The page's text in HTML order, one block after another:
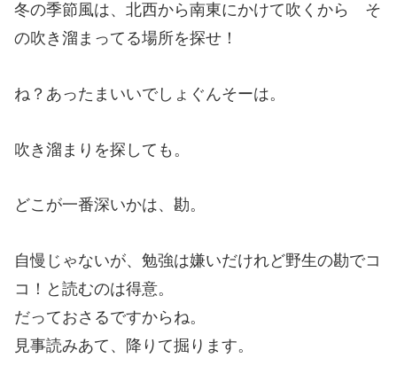
冬の季節風は、北西から南東にかけて吹くから そ
の吹き溜まってる場所を探せ！
ね？あったまいいでしょぐんそーは。
吹き溜まりを探しても。
どこが一番深いかは、勘。
自慢じゃないが、勉強は嫌いだけれど野生の勘でコ
コ！と読むのは得意。
だっておさるですからね。
見事読みあて、降りて掘ります。